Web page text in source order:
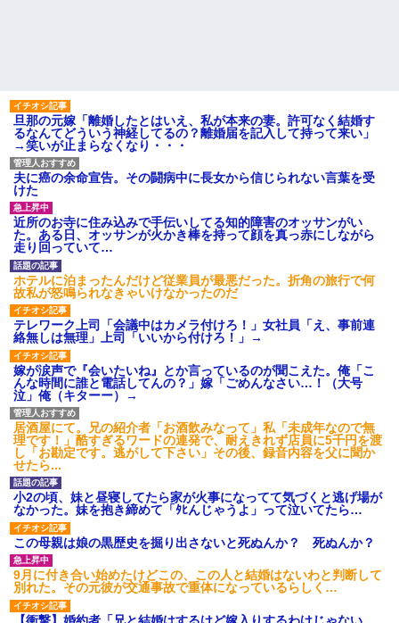
は出てけ！二度と来るな！」結
果・・・
私「初めて飲む味だけどなん
のお茶？」彼「ちっ！」私「」
【GIF】JSのカンチョーワロ
タ
後続車にクラクションを鳴ら
され彼氏が逆切れ。「何クラク
ション鳴らしてんだ！降りてこ
いよ！」と怒鳴りだし...
【衝撃】報酬100万円超の治験
募集がこちらｗｗｗｗｗ(※画像
あり)
【ネット騒然】惨殺されたタ
ワマン頂き女子のこの動画、す
げえええええｗｗｗｗｗｗｗｗ
ｗｗｗ
【愕然】白のクラウン俺氏、
高速道路左車線を制限速度で走
った結果wwwwwwwwwwww
百年の恋12-899 食べた量を
張り合ってくる
【悲報】佐藤輝明・・・２軍
でも盛大にやらかす←あまり悲
しませないでくれ
旦那の元嫁「離婚したとはいえ、私が本来の妻。許可なく結婚す
るなんてどういう神経してるの？離婚届を記入して持って来い」
→笑いが止まらなくなり・・・
夫に癌の余命宣告。その闘病中に長女から信じられない言葉を受
けた
近所のお寺に住み込みで手伝いしてる知的障害のオッサンがい
た。ある日、オッサンが火かき棒を持って顔を真っ赤にしながら
走り回っていて…
ホテルに泊まったんだけど従業員が最悪だった。折角の旅行で何
故私が怒鳴られなきゃいけなかったのだ
テレワーク上司「会議中はカメラ付けろ！」女社員「え、事前連
絡無しは無理」上司「いいから付けろ！」→
嫁が涙声で『会いたいね』とか言っているのが聞こえた。俺「こ
んな時間に誰と電話してんの？」嫁「ごめんなさい…！（大号
泣」俺（キターー）→
居酒屋にて。兄の紹介者「お酒飲みなって」私「未成年なので無
理です！」酷すぎるワードの連発で、耐えきれず店員に5千円を渡
し「お勘定です。逃がして下さい」その後、録音内容を父に聞か
せたら...
小2の頃、妹と昼寝してたら家が火事になってて気づくと逃げ場が
なかった。妹を抱き締めて「ﾀﾋんじゃうよ」って泣いてたら…
この母親は娘の黒歴史を掘り出さないと死ぬんか？ 死ぬんか？
9月に付き合い始めたけどこの、この人と結婚はないわと判断して
別れた。その元彼が交通事故で重体になっているらしく…
【衝撃】婚約者「兄と結婚はするけど嫁入りするわけじゃない。